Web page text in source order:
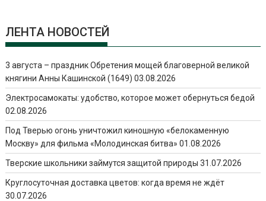
ЛЕНТА НОВОСТЕЙ
3 августа – праздник Обретения мощей благоверной великой
княгини Анны Кашинской (1649) 03.08.2026
Электросамокаты: удобство, которое может обернуться бедой
02.08.2026
Под Тверью огонь уничтожил киношную «белокаменную
Москву» для фильма «Молодинская битва» 01.08.2026
Тверские школьники займутся защитой природы 31.07.2026
Круглосуточная доставка цветов: когда время не ждёт
30.07.2026